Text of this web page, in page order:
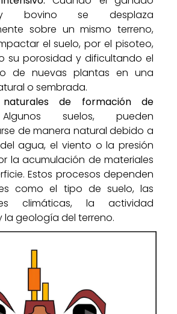
bovino se desplaza
sobre un mismo terreno,
el suelo, por el pisoteo,
su porosidad y dificultando el
de nuevas plantas en una
o sembrada.
naturales de formación de
suelos, pueden
de manera natural debido a
agua, el viento o la presión
la acumulación de materiales
Estos procesos dependen
como el tipo de suelo, las
climáticas, la actividad
la geología del terreno.